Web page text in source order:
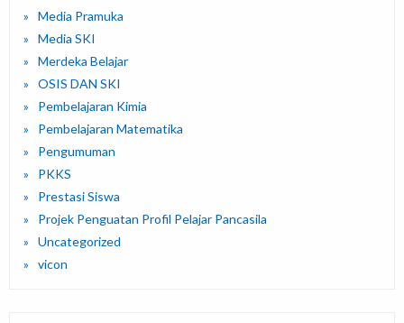
Media Pramuka
Media SKI
Merdeka Belajar
OSIS DAN SKI
Pembelajaran Kimia
Pembelajaran Matematika
Pengumuman
PKKS
Prestasi Siswa
Projek Penguatan Profil Pelajar Pancasila
Uncategorized
vicon